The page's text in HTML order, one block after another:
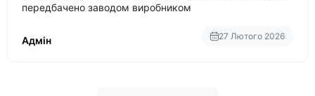
передбачено заводом виробником
Адмін 27 Лютого 2026